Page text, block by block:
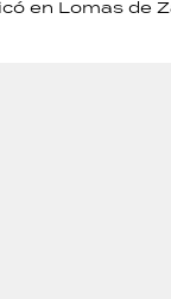
en Lomas de